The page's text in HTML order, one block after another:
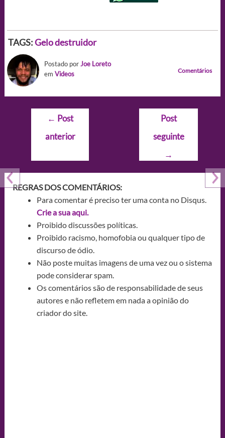
TAGS:Gelo destruidor
Postado porJoe Loreto
em Videos Comentários
Navegação
Post
← Post
anterior
Post
seguinte
→
REGRAS DOS COMENTÁRIOS:
Para comentar é preciso ter uma conta no Disqus.
Crie a sua aqui.
Proibido discussões políticas.
Proibido racismo, homofobia ou qualquer tipo de
discurso de ódio.
Não poste muitas imagens de uma vez ou o sistema
pode considerar spam.
Os comentários são de responsabilidade de seus
autores e não refletem em nada a opinião do
criador do site.